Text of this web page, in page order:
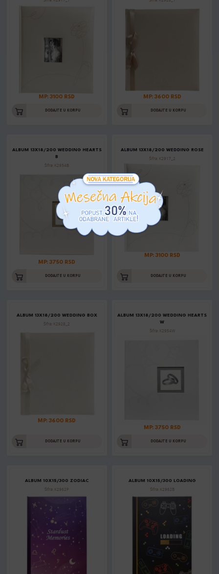
MP: 3100 RSD
DODAJTE U KORPU
MP: 3600 RSD
DODAJTE U KORPU
ALBUM 13X18/200 WEDDING HEARTS
B
Šifra: K2954B
MP: 3750 RSD
DODAJTE U KORPU
ALBUM 13X18/200 WEDDING ROSE
Šifra: K2917_2
MP: 3100 RSD
DODAJTE U KORPU
ALBUM 13X18/200 WEDDING BOX
Šifra: K2928_2
MP: 3600 RSD
DODAJTE U KORPU
ALBUM 13X18/200 WEDDING HEARTS
W
Šifra: K2954W
MP: 3750 RSD
DODAJTE U KORPU
ALBUM 10X15/300 ZODIAC
Šifra: K2962P
ALBUM 10X15/300 LOADING
Šifra: K2962B